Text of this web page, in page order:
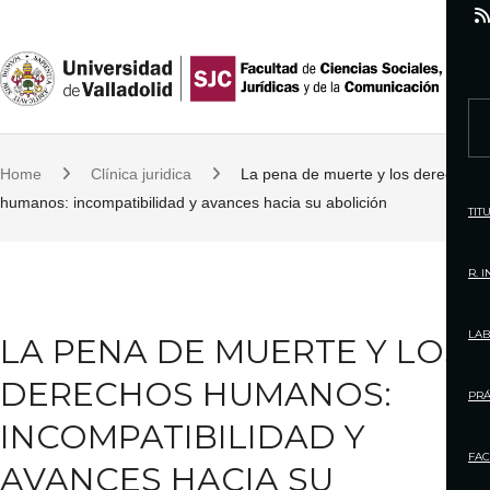
i
t
o
c
t
Home Clínica juridica
La pena de muerte y los derechos
humanos: incompatibilidad y avances hacia su abolición
LA PENA DE MUERTE Y LOS
DERECHOS HUMANOS:
INCOMPATIBILIDAD Y
AVANCES HACIA SU
r
h
o
:
R.